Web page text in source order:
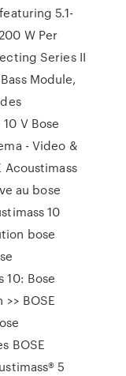
5.1-
W Per
Series II
Module,
V Bose
- Video &
Acoustimass
au bose
10
bose
10: Bose
BOSE
BOSE
5